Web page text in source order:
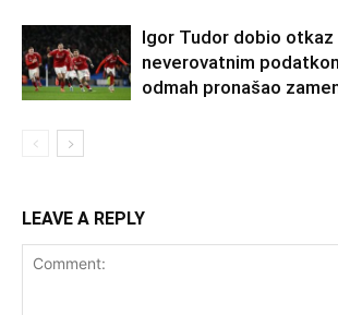
Igor Tudor dobio otkaz
neverovatnim
odmah pronašao
LEAVE A REPLY